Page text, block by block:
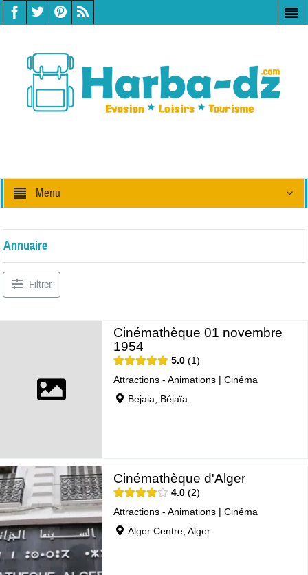
Menu
Annuaire
Filtrer
Cinémathèque 01 novembre
1954
5.0
1
Attractions - Animations |Cinéma
Bejaia, Béjaïa
Cinémathèque d'Alger
4.0
2
Attractions - Animations |Cinéma
Alger Centre, Alger